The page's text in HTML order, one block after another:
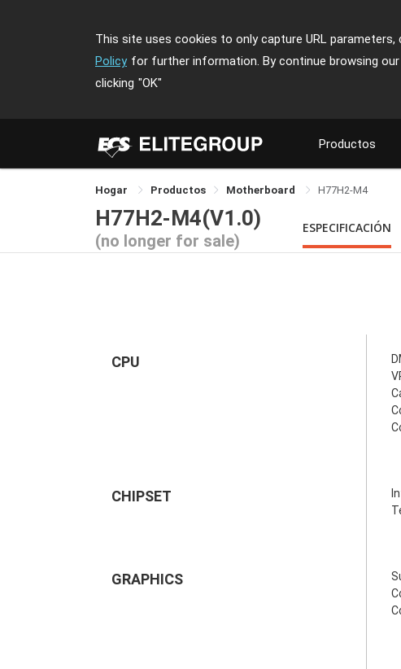
This site uses cookies to only capture URL
Policy for further information. By continue browsing
clicking "OK"
Productos
Hogar Productos Motherboard H77H2-M4
H77H2-M4(V1.0)
(no longer for sale)
ESPECIFICACIÓN
CPU
CHIPSET
GRAPHICS